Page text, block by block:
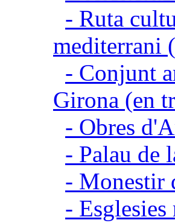
- Ruta
mediterrani
- Conjunt
Girona (en
- Obres
- Palau de
- Monestir
-